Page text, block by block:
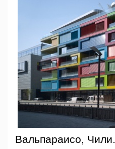
Вальпараисо, Чили.